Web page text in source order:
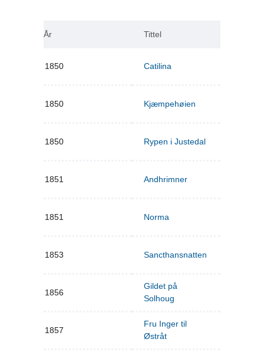
År Tittel
1850 Catilina
1850 Kjæmpehøien
1850 Rypen i Justedal
1851 Andhrimner
1851 Norma
1853 Sancthansnatten
1856
Gildet på
Solhoug
1857
Fru Inger til
Østråt